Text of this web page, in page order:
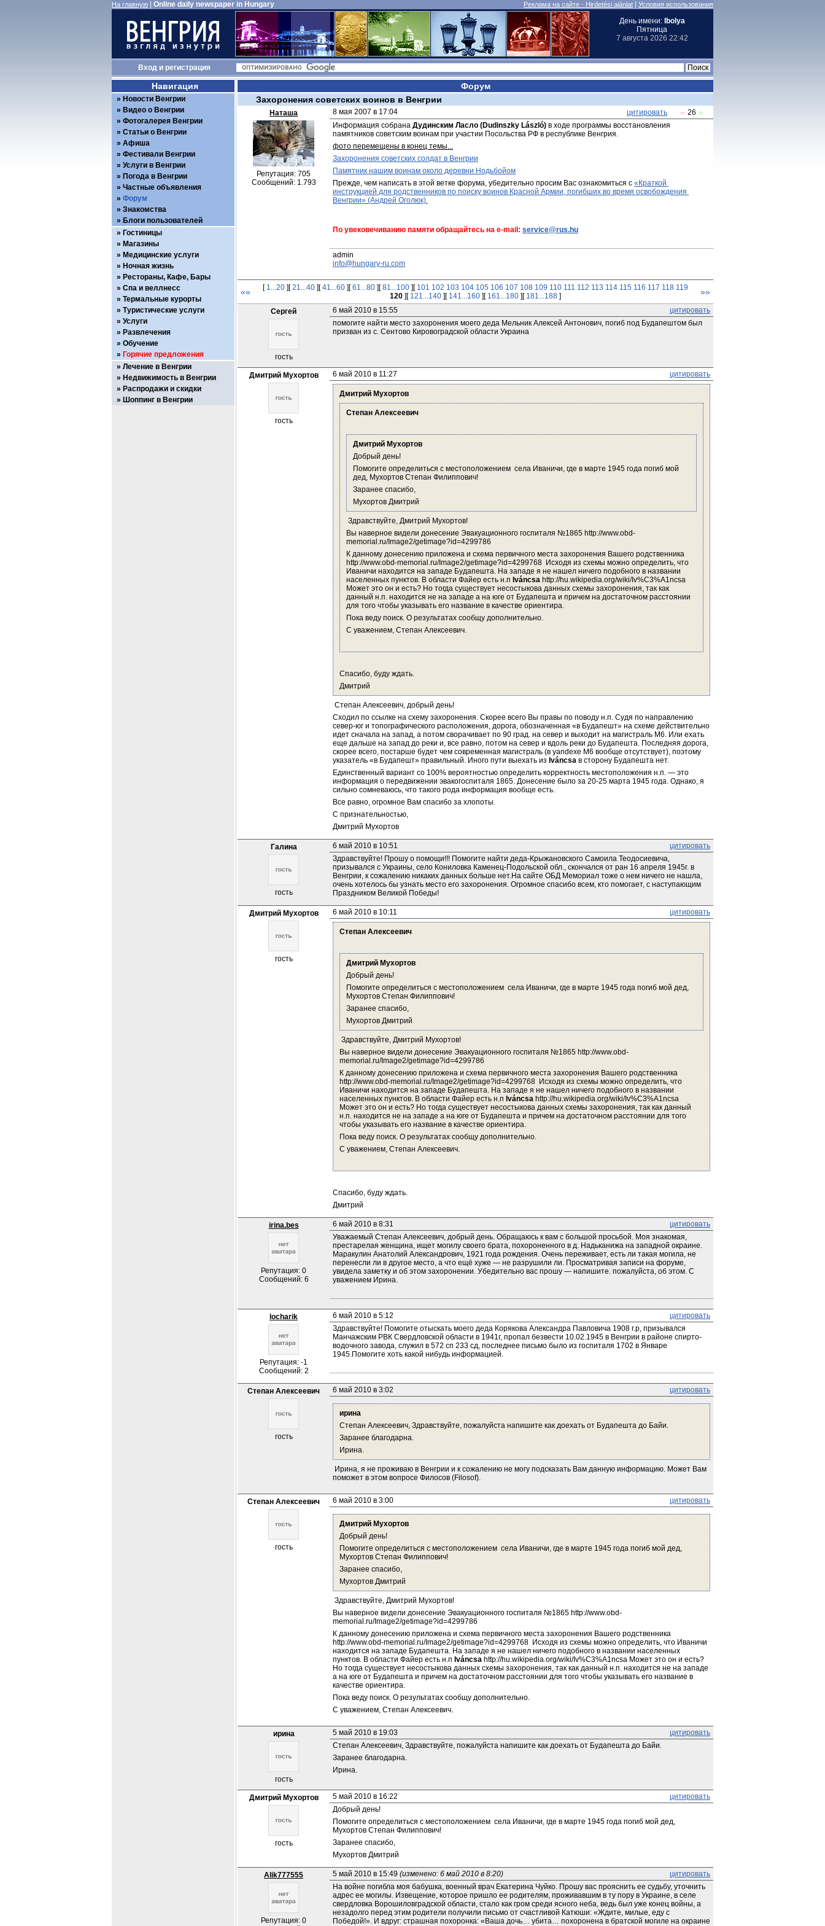
На главную Online daily newspaper in Hungary Реклама на сайте - Hirdetési ajánlat Условия использования
День имени: Ibolya
Пятница
7 августа 2026 22:42
Входи регистрация
Форум
Захоронения советских воинов в Венгрии
Наташа
Репутация: 705
Сообщений: 1.793
8 мая 2007 в 17:04 цитировать
26
Информация собрана Дудинским Ласло (Dudinszky László) в ходе программы восстановления
памятников советским воинам при участии Посольства РФ в республике Венгрия.
фото перемещены в конец темы...
Захоронения советских солдат в Венгрии
Памятник нашим воинам около деревни Нодьбойом
Прежде, чем написать в этой ветке форума, убедительно просим Вас ознакомиться с «Краткой
инструкцией для родственников по поиску воинов Красной Армии, погибших во время освобождения
Венгрии» (Андрей Оголюк).
По увековечиванию памяти обращайтесь на e-mail: service@rus.hu
info@hungary-ru.com
«« [ 1...20 ][21...40 ][41...60 ][61...80 ][81...100 ][ 101 102 103 104 105 106 107 108 109 110 111 112 113 114 115 116 117 118 119
120 ][ 121...140 ][ 141...160 ][ 161...180 ][ 181...188 ] »»
Сергей
гость
6 май 2010 в 15:55
цитировать
помогите найти место захоронения моего деда Мельник Алексей Антонович, погиб под Будапештом был
призван из с. Сентово Кировоградской области Украина
Дмитрий Мухортов
гость
6 май 2010 в 11:27 цитировать
Дмитрий Мухортов
Степан Алексеевич
Дмитрий Мухортов
Добрый день!
Помогите определиться с местоположением  села Иваничи, где в марте 1945 года погиб мой
дед, Мухортов Степан Филиппович!
Заранее спасибо,
Мухортов Дмитрий
Здравствуйте, Дмитрий Мухортов!
Вы наверное видели донесение Эвакуационного госпиталя №1865 http://www.obd-
memorial.ru/Image2/getimage?id=4299786
К данному донесению приложена и схема первичного места захоронения Вашего родственника
http://www.obd-memorial.ru/Image2/getimage?id=4299768  Исходя из схемы можно определить, что
Иваничи находится на западе Будапешта. На западе я не нашел ничего подобного в названии
населенных пунктов. В области Файер есть н.п Iváncsa http://hu.wikipedia.org/wiki/Iv%C3%A1ncsa
Может это он и есть? Но тогда существует несостыкова данных схемы захоронения, так как
данный н.п. находится не на западе а на юге от Будапешта и причем на достаточном расстоянии
для того чтобы указывать его название в качестве ориентира.
Пока веду поиск. О результатах сообщу дополнительно.
С уважением, Степан Алексеевич.
Спасибо, буду ждать.
Дмитрий
Степан Алексеевич, добрый день!
Сходил по ссылке на схему захоронения. Скорее всего Вы правы по поводу н.п. Судя по направлению
север-юг и топографического расположения, дорога, обозначенная «в Будапешт» на схеме действительно
идет сначала на запад, а потом сворачивает по 90 град. на север и выходит на магистраль М6. Или ехать
еще дальше на запад до реки и, все равно, потом на север и вдоль реки до Будапешта. Последняя дорога,
скорее всего, постарше будет чем современная магистраль (в yandexe M6 вообще отсутствует), поэтому
указатель «в Будапешт» правильный. Иного пути выехать из Iváncsa в сторону Будапешта нет.
Единственный вариант со 100% вероятностью определить корректность местоположения н.п. — это
информация о передвижении эвакогоспиталя 1865. Донесение было за 20-25 марта 1945 года. Однако, я
сильно сомневаюсь, что такого рода информация вообще есть.
Все равно, огромное Вам спасибо за хлопоты.
С признательностью,
Дмитрий Мухортов
Галина
гость
6 май 2010 в 10:51
цитировать
Здравствуйте! Прошу о помощи!!! Помогите найти деда-Крыжановского Самоила Теодосиевича,
призывался с Украины, село Кониловка Каменец-Подольской обл., скончался от ран 16 апреля 1945г. в
Венгрии, к сожалению никаких данных больше нет.На сайте ОБД Мемориал тоже о нем ничего не нашла,
очень хотелось бы узнать место его захоронения. Огромное спасибо всем, кто помогает, с наступающим
Праздником Великой Победы!
Дмитрий Мухортов
гость
6 май 2010 в 10:11 цитировать
Степан Алексеевич
Дмитрий Мухортов
Добрый день!
Помогите определиться с местоположением  села Иваничи, где в марте 1945 года погиб мой дед,
Мухортов Степан Филиппович!
Заранее спасибо,
Мухортов Дмитрий
Здравствуйте, Дмитрий Мухортов!
Вы наверное видели донесение Эвакуационного госпиталя №1865 http://www.obd-
memorial.ru/Image2/getimage?id=4299786
К данному донесению приложена и схема первичного места захоронения Вашего родственника
http://www.obd-memorial.ru/Image2/getimage?id=4299768  Исходя из схемы можно определить, что
Иваничи находится на западе Будапешта. На западе я не нашел ничего подобного в названии
населенных пунктов. В области Файер есть н.п Iváncsa http://hu.wikipedia.org/wiki/Iv%C3%A1ncsa
Может это он и есть? Но тогда существует несостыкова данных схемы захоронения, так как данный
н.п. находится не на западе а на юге от Будапешта и причем на достаточном расстоянии для того
чтобы указывать его название в качестве ориентира.
Пока веду поиск. О результатах сообщу дополнительно.
С уважением, Степан Алексеевич.
Спасибо, буду ждать.
Дмитрий
irina.bes
Репутация: 0
Сообщений: 6
6 май 2010 в 8:31
цитировать
Уважаемый Степан Алексеевич, добрый день. Обращаюсь к вам с большой просьбой. Моя знакомая,
престарелая женщина, ищет могилу своего брата, похороненного в д. Надьканижа на западной окраине.
Маракулин Анатолий Александрович, 1921 года рождения. Очень переживает, есть ли такая могила, не
перенесли ли в другое место, а что ещё хуже — не разрушили ли. Просматривая записи на форуме,
увидела заметку и об этом захоронении. Убедительно вас прошу — напишите. пожалуйста, об этом. С
уважением Ирина.
locharik
Репутация: -1
Сообщений: 2
6 май 2010 в 5:12
цитировать
Здравствуйте! Помогите отыскать моего деда Корякова Александра Павловича 1908 г.р, призывался
Манчажским РВК Свердловской области в 1941г, пропал безвести 10.02.1945 в Венгрии в районе спирто-
водочного завода, служил в 572 сп 233 сд, последнее письмо было из госпиталя 1702 в Январе
1945.Помогите хоть какой нибудь информацией.
Степан Алексеевич
гость
6 май 2010 в 3:02 цитировать
ирина
Степан Алексеевич, Здравствуйте, пожалуйста напишите как доехать от Будапешта до Байи.
Заранее благодарна.
Ирина.
Ирина, я не проживаю в Венгрии и к сожалению не могу подсказать Вам данную информацию. Может Вам
поможет в этом вопросе Филосов (Filosof).
Степан Алексеевич
гость
6 май 2010 в 3:00 цитировать
Дмитрий Мухортов
Добрый день!
Помогите определиться с местоположением  села Иваничи, где в марте 1945 года погиб мой дед,
Мухортов Степан Филиппович!
Заранее спасибо,
Мухортов Дмитрий
Здравствуйте, Дмитрий Мухортов!
Вы наверное видели донесение Эвакуационного госпиталя №1865 http://www.obd-
memorial.ru/Image2/getimage?id=4299786
К данному донесению приложена и схема первичного места захоронения Вашего родственника
http://www.obd-memorial.ru/Image2/getimage?id=4299768  Исходя из схемы можно определить, что Иваничи
находится на западе Будапешта. На западе я не нашел ничего подобного в названии населенных
пунктов. В области Файер есть н.п Iváncsa http://hu.wikipedia.org/wiki/Iv%C3%A1ncsa Может это он и есть?
Но тогда существует несостыкова данных схемы захоронения, так как данный н.п. находится не на западе
а на юге от Будапешта и причем на достаточном расстоянии для того чтобы указывать его название в
качестве ориентира.
Пока веду поиск. О результатах сообщу дополнительно.
С уважением, Степан Алексеевич.
ирина
гость
5 май 2010 в 19:03
цитировать
Степан Алексеевич, Здравствуйте, пожалуйста напишите как доехать от Будапешта до Байи.
Заранее благодарна.
Ирина.
Дмитрий Мухортов
гость
5 май 2010 в 16:22
цитировать
Добрый день!
Помогите определиться с местоположением  села Иваничи, где в марте 1945 года погиб мой дед,
Мухортов Степан Филиппович!
Заранее спасибо,
Мухортов Дмитрий
Alik777555
Репутация: 0
5 май 2010 в 15:49 (изменено: 6 май 2010 в 8:20)
цитировать
На войне погибла моя бабушка, военный врач Екатерина Чуйко. Прошу вас прояснить ее судьбу, уточнить
адрес ее могилы. Извещение, которое пришло ее родителям, проживавшим в ту пору в Украине, в селе
свердловка Ворошиловградской области, стало как гром среди ясного неба, ведь был уже конец войны, а
незадолго перед этим родители получили письмо от счастливой Катюши: «Ждите, милые, еду с
Победой!». И вдруг: страшная похоронка: «Ваша дочь… убита… похоронена в братской могиле на окраине
Навигация
Новости Венгрии
Видео о Венгрии
Фотогалерея Венгрии
Статьи о Венгрии
Афиша
Фестивали Венгрии
Услуги в Венгрии
Погода в Венгрии
Частные объявления
Форум
Знакомства
Блоги пользователей
Гостиницы
Магазины
Медицинские услуги
Ночная жизнь
Рестораны, Кафе, Бары
Спа и веллнесс
Термальные курорты
Туристические услуги
Услуги
Развлечения
Обучение
Горячие предложения
Лечение в Венгрии
Недвижимость в Венгрии
Распродажи и скидки
Шоппинг в Венгрии